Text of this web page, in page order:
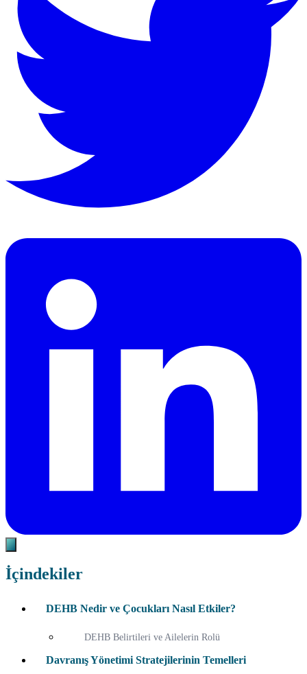
İçindekiler
DEHB Nedir ve Çocukları Nasıl Etkiler?
DEHB Belirtileri ve Ailelerin Rolü
Davranış Yönetimi Stratejilerinin Temelleri